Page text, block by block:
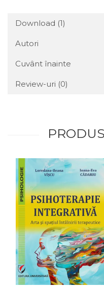
Download (1)
Autori
Cuvânt înainte
Review-uri (0)